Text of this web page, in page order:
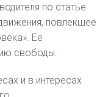
по статье
повлекшее
Ее
свободы.
и в интересах